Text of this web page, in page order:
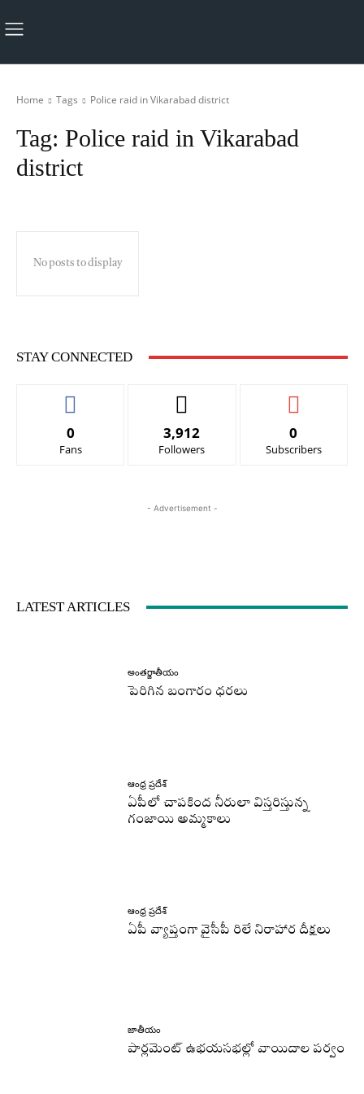
Home Tags Police raid in Vikarabad district
Tag: Police raid in Vikarabad
district
No posts to display
STAY CONNECTED
0
Fans
3,912
Followers
0
Subscribers
- Advertisement -
LATEST ARTICLES
అంతర్జాతీయం
పెరిగిన బంగారం ధరలు
ఆంధ్ర ప్రదేశ్
ఏపీలో చాపకింద నీరులా విస్తరిస్తున్న
గంజాయి అమ్మకాలు
ఆంధ్ర ప్రదేశ్
ఏపీ వ్యాప్తంగా వైసీపీ రిలే నిరాహార దీక్షలు
జాతీయం
పార్లమెంట్ ఉభయసభల్లో వాయిదాల పర్వం